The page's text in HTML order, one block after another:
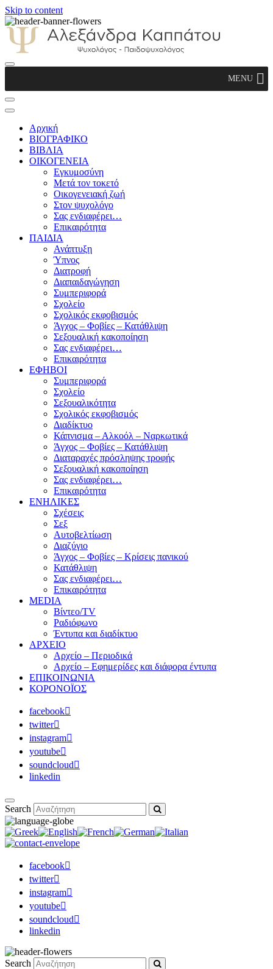
Skip to content
Παιδοψυχολόγος
MENU
Αρχική
ΒΙΟΓΡΑΦΙΚΟ
ΒΙΒΛΙΑ
ΟΙΚΟΓΕΝΕΙΑ
Εγκυμοσύνη
Μετά τον τοκετό
Οικογενειακή ζωή
Στον ψυχολόγο
Σας ενδιαφέρει…
Επικαιρότητα
ΠΑΙΔΙΑ
Ανάπτυξη
Ύπνος
Διατροφή
Διαπαιδαγώγηση
Συμπεριφορά
Σχολείο
Σχολικός εκφοβισμός
Άγχος – Φοβίες – Κατάθλιψη
Σεξουαλική κακοποίηση
Σας ενδιαφέρει…
Επικαιρότητα
ΕΦΗΒΟΙ
Συμπεριφορά
Σχολείο
Σεξουαλικότητα
Σχολικός εκφοβισμός
Διαδίκτυο
Κάπνισμα – Αλκοόλ – Ναρκωτικά
Άγχος – Φοβίες – Κατάθλιψη
Διαταραχές πρόσληψης τροφής
Σεξουαλική κακοποίηση
Σας ενδιαφέρει…
Επικαιρότητα
ΕΝΗΛΙΚΕΣ
Σχέσεις
Σεξ
Αυτοβελτίωση
Διαζύγιο
Άγχος – Φοβίες – Κρίσεις πανικού
Κατάθλιψη
Σας ενδιαφέρει…
Επικαιρότητα
MEDIA
Βίντεο/TV
Ραδιόφωνο
Έντυπα και διαδίκτυο
ΑΡΧΕΙΟ
Αρχείο – Περιοδικά
Αρχείο – Εφημερίδες και διάφορα έντυπα
ΕΠΙΚΟΙΝΩΝΙΑ
ΚΟΡΟΝΟΪΟΣ
facebook
twitter
instagram
youtube
soundcloud
linkedin
Search
facebook
twitter
instagram
youtube
soundcloud
linkedin
Search